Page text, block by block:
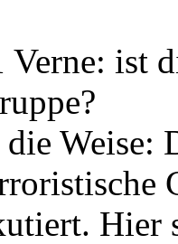
Verne: ist
Weise:
Hier